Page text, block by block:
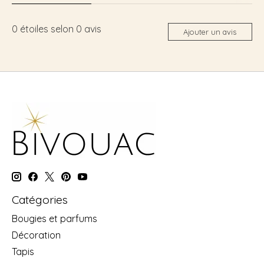
0 étoiles selon 0 avis Ajouter un avis
Catégories
Bougies et parfums
Décoration
Tapis